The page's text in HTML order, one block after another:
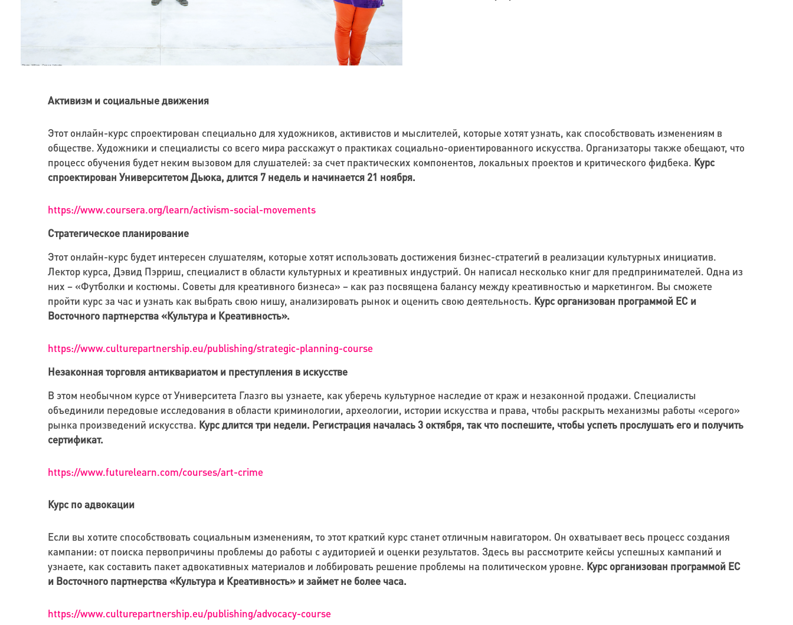
Активизм и социальные движения
Этот онлайн-курс спроектирован специально для художников, активистов и мыслителей, которые хотят узнать, как способствовать изменениям в
обществе. Художники и специалисты со всего мира расскажут о практиках социально-ориентированного искусства. Организаторы также обещают, что
процесс обучения будет неким вызовом для слушателей: за счет практических компонентов, локальных проектов и критического фидбека. Курс
спроектирован Университетом Дьюка, длится 7 недель и начинается 21 ноября.
https://www.coursera.org/learn/activism-social-movements
Стратегическое планирование
Этот онлайн-курс будет интересен слушателям, которые хотят использовать достижения бизнес-стратегий в реализации культурных инициатив.
Лектор курса, Дэвид Пэрриш, специалист в области культурных и креативных индустрий. Он написал несколько книг для предпринимателей. Одна из
них – «Футболки и костюмы. Советы для креативного бизнеса» – как раз посвящена балансу между креативностью и маркетингом. Вы сможете
пройти курс за час и узнать как выбрать свою нишу, анализировать рынок и оценить свою деятельность. Курс организован программой ЕС и
Восточного партнерства «Культура и Креативность».
https://www.culturepartnership.eu/publishing/strategic-planning-course
Незаконная торговля антиквариатом и преступления в искусстве
В этом необычном курсе от Университета Глазго вы узнаете, как уберечь культурное наследие от краж и незаконной продажи. Специалисты
объединили передовые исследования в области криминологии, археологии, истории искусства и права, чтобы раскрыть механизмы работы «серого»
рынка произведений искусства. Курс длится три недели. Регистрация началась 3 октября, так что поспешите, чтобы успеть прослушать его и получить
сертификат.
https://www.futurelearn.com/courses/art-crime
Курс по адвокации
Если вы хотите способствовать социальным изменениям, то этот краткий курс станет отличным навигатором. Он охватывает весь процесс создания
кампании: от поиска первопричины проблемы до работы с аудиторией и оценки результатов. Здесь вы рассмотрите кейсы успешных кампаний и
узнаете, как составить пакет адвокативных материалов и лоббировать решение проблемы на политическом уровне. Курс организован программой ЕС
и Восточного партнерства «Культура и Креативность» и займет не более часа.
https://www.culturepartnership.eu/publishing/advocacy-course